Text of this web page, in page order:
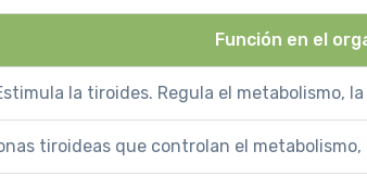
Función en el
la tiroides. Regula el metabolismo,
tiroideas que controlan el